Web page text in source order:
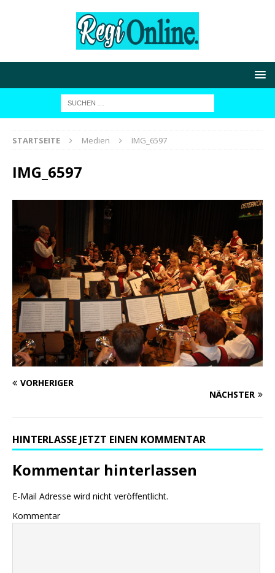
STARTSEITE Medien IMG_6597
IMG_6597
VORHERIGER
NÄCHSTER
HINTERLASSE JETZT EINEN KOMMENTAR
Kommentar hinterlassen
E-Mail Adresse wird nicht veröffentlicht.
Kommentar